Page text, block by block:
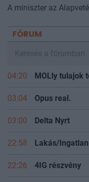
A miniszter az
FÓRUM
04:20 MOLly tulajok
03:04 Opus real.
03:00 Delta Nyrt
22:58 Lakás/
22:26 4IG részvény